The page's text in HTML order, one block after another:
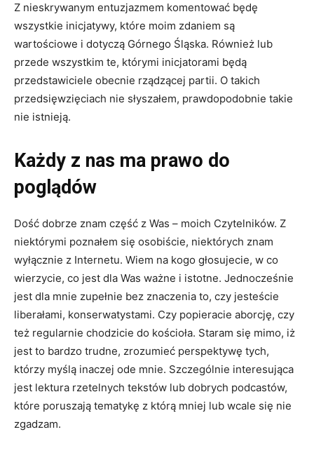
Z nieskrywanym entuzjazmem komentować będę
wszystkie inicjatywy, które moim zdaniem są
wartościowe i dotyczą Górnego Śląska. Również lub
przede wszystkim te, którymi inicjatorami będą
przedstawiciele obecnie rządzącej partii. O takich
przedsięwzięciach nie słyszałem, prawdopodobnie takie
nie istnieją.
Każdy z nas ma prawo do
poglądów
Dość dobrze znam część z Was – moich Czytelników. Z
niektórymi poznałem się osobiście, niektórych znam
wyłącznie z Internetu. Wiem na kogo głosujecie, w co
wierzycie, co jest dla Was ważne i istotne. Jednocześnie
jest dla mnie zupełnie bez znaczenia to, czy jesteście
liberałami, konserwatystami. Czy popieracie aborcję, czy
też regularnie chodzicie do kościoła. Staram się mimo, iż
jest to bardzo trudne, zrozumieć perspektywę tych,
którzy myślą inaczej ode mnie. Szczególnie interesująca
jest lektura rzetelnych tekstów lub dobrych podcastów,
które poruszają tematykę z którą mniej lub wcale się nie
zgadzam.